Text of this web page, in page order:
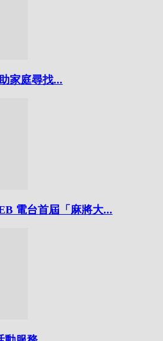
家庭尋找...
電台首屆「麻將大...